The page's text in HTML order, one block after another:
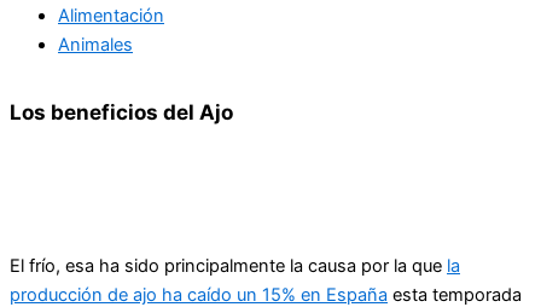
Alimentación
Animales
Los beneficios del Ajo
El frío, esa ha sido principalmente la causa por la que la
producción de ajo ha caído un 15% en España esta temporada